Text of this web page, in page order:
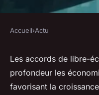
Accords de
cinq effets
Accueil›Actu
Les accords de libre-
profondeur les
favorisant la